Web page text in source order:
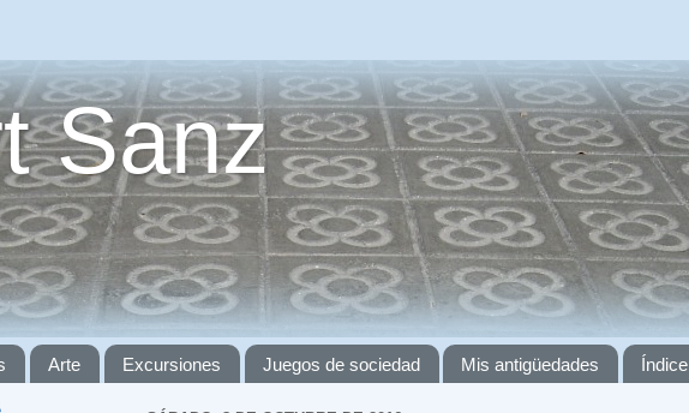
Sanz
Arte Excursiones Juegos de sociedad Mis antigüedades Índice